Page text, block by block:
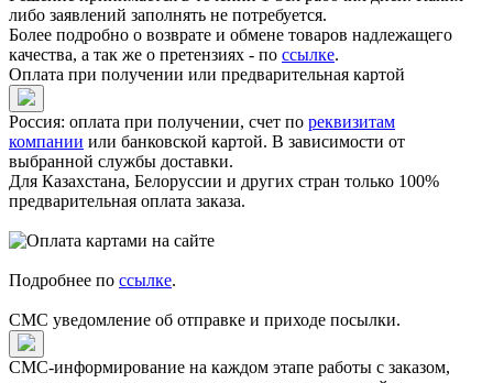
либо заявлений заполнять не потребуется.
Более подробно о возврате и обмене товаров надлежащего
качества, а так же о претензиях - по ссылке.
Оплата при получении или предварительная картой
Россия: оплата при получении, счет по реквизитам
компании или банковской картой. В зависимости от
выбранной службы доставки.
Для Казахстана, Белоруссии и других стран только 100%
предварительная оплата заказа.
Подробнее по ссылке.
СМС уведомление об отправке и приходе посылки.
СМС-информирование на каждом этапе работы с заказом,